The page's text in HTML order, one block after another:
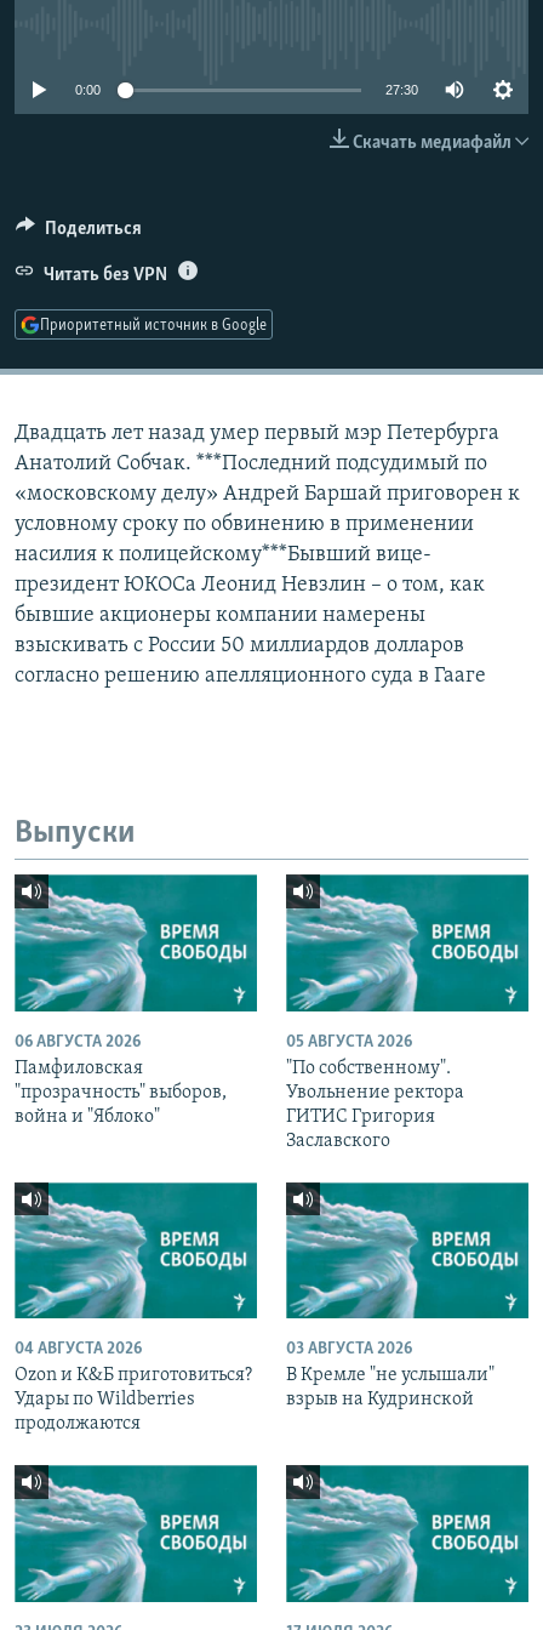
0:00 27:30
Скачать медиафайл
Поделиться
Читать без VPN
Приоритетный источник в Google
Двадцать лет назад умер первый мэр Петербурга
Анатолий Собчак. ***Последний подсудимый по
«московскому делу» Андрей Баршай приговорен к
условному сроку по обвинению в применении
насилия к полицейскому***Бывший вице-
президент ЮКОСа Леонид Невзлин – о том, как
бывшие акционеры компании намерены
взыскивать с России 50 миллиардов долларов
согласно решению апелляционного суда в Гааге
Выпуски
06 АВГУСТА 2026
Памфиловская
"прозрачность" выборов,
война и "Яблоко"
05 АВГУСТА 2026
"По собственному".
Увольнение ректора
ГИТИС Григория
Заславского
04 АВГУСТА 2026
Ozon и К&Б приготовиться?
Удары по Wildberries
продолжаются
03 АВГУСТА 2026
В Кремле "не услышали"
взрыв на Кудринской